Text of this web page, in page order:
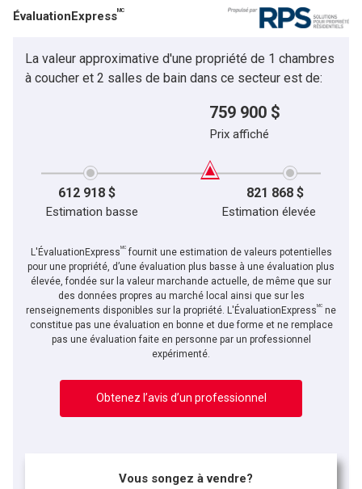
ÉvaluationExpressMC
La valeur approximative d'une propriété de 1 chambres
à coucher et 2 salles de bain dans ce secteur est de:
759 900 $
Prix affiché
612 918 $ 821 868 $
Estimation basse Estimation élevée
L'ÉvaluationExpressMCfournit une estimation de valeurs potentielles
pour une propriété, d’une évaluation plus basse à une évaluation plus
élevée, fondée sur la valeur marchande actuelle, de même que sur
des données propres au marché local ainsi que sur les
renseignements disponibles sur la propriété. L'ÉvaluationExpressMC ne
constitue pas une évaluation en bonne et due forme et ne remplace
pas une évaluation faite en personne par un professionnel
expérimenté.
Obtenez l’avis d’un professionnel
Vous songez à vendre?